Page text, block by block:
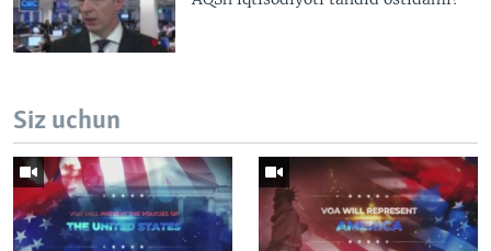
Siz uchun